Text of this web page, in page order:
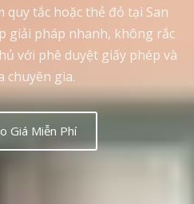
quy tắc hoặc thẻ đỏ tại San
giải pháp nhanh, không rắc
với phê duyệt giấy phép và
chuyên gia.
Giá Miễn Phí